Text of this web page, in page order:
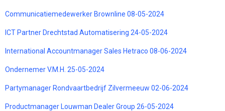
Communicatiemedewerker Brownline 08-05-2024
ICT Partner Drechtstad Automatisering 24-05-2024
International Accountmanager Sales Hetraco 08-06-2024
Ondernemer V.M.H. 25-05-2024
Partymanager Rondvaartbedrijf Zilvermeeuw 02-06-2024
Productmanager Louwman Dealer Group 26-05-2024